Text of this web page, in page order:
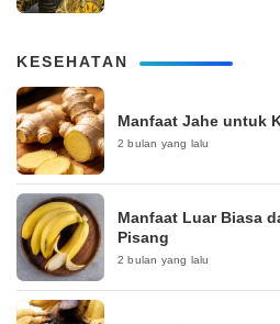
KESEHATAN
Manfaat Jahe untuk
2 bulan yang lalu
Manfaat Luar Biasa
Pisang
2 bulan yang lalu